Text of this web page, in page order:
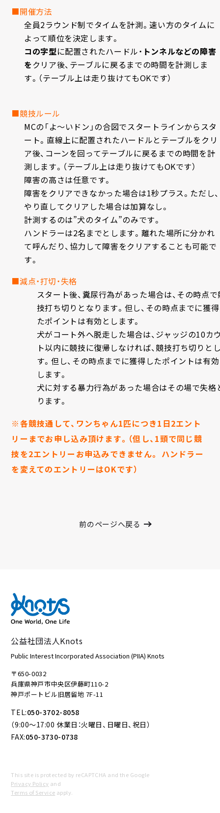
■開催方法
全員2ラウンド制でタイムを計測。速い方のタイムに
よって順位を決定します。
コの字型に配置されたハードル・ トンネルなどの障害
をクリア後、テーブルに戻るまでの時間を計測しま
す。（テーブル上は走り抜けてもOKです）
■競技ルール
MCの「よ～いドン」の合図でスタートラインからスタ
ート。直線上に配置されたハードルとテーブルをクリ
ア後、コーンを回ってテーブルに戻るまでの時間を計
測します。（テーブル上は走り抜けてもOKです）
障害の高さは任意です。
障害をクリアできなかった場合は1秒プラス。ただし、
やり直してクリアした場合は加算なし。
計測するのは”犬のタイム”のみです。
ハンドラーは2名までとします。離れた場所に分かれ
て呼んだり、協力して障害をクリアすることも可能で
す。
■減点・打切・失格
スタート後、糞尿行為があった場合は、その時点
技打ち切りとなります。但し、その時点までに獲
たポイントは有効とします。
犬がコート外へ脱走した場合は、ジャッジの10カ
ト以内に競技に復帰しなければ、競技打ち切りと
す。但し、その時点までに獲得したポイントは有
します。
犬に対する暴力行為があった場合はその場で失格
ります。
※各競技通して、ワンちゃん1匹につき1日2エント
リーまでお申し込み頂けます。（但し、1頭で同じ競
技を2エントリーお申込みできません。 ハンドラー
を変えてのエントリーはOKです）
前のページへ戻る
公益社団法人Knots
Public Interest Incorporated Association (PIIA) Knots
〒650-0032
兵庫県神戸市中央区伊藤町110-2
神戸ポートビル旧居留地 7F-11
TEL:050-3702-8058
（9:00～17:00 休業日：火曜日、日曜日、祝日）
FAX:050-3730-0738
This site is protected by reCAPTCHA and the Google
Privacy Policy and
Terms of Service apply.